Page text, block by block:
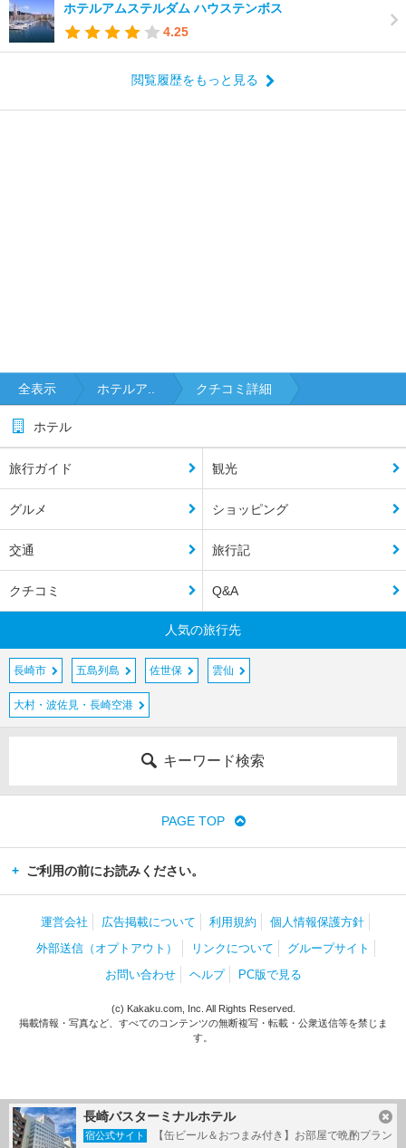
ホテルアムステルダム ハウステンボス
4.25
閲覧履歴をもっと見る
長崎バスターミナルホテル
宿公式サイト 【缶ビール＆おつまみ付き】お部屋で晩酌プラン
全表示 ホテルア.. クチコミ詳細
ホテル
旅行ガイド 観光
グルメ ショッピング
交通 旅行記
クチコミ Q&A
人気の旅行先
長崎市 五島列島 佐世保 雲仙
大村・波佐見・長崎空港
キーワード検索
PAGE TOP
ご利用の前にお読みください。
運営会社 広告掲載について 利用規約
個人情報保護方針
外部送信（オプトアウト）
リンクについて
グループサイト
お問い合わせ
ヘルプ PC版で見る
(c) Kakaku.com, Inc. All Rights Reserved.
掲載情報・写真など、すべてのコンテンツの無断複写・転載・公衆送信等を禁じま
す。